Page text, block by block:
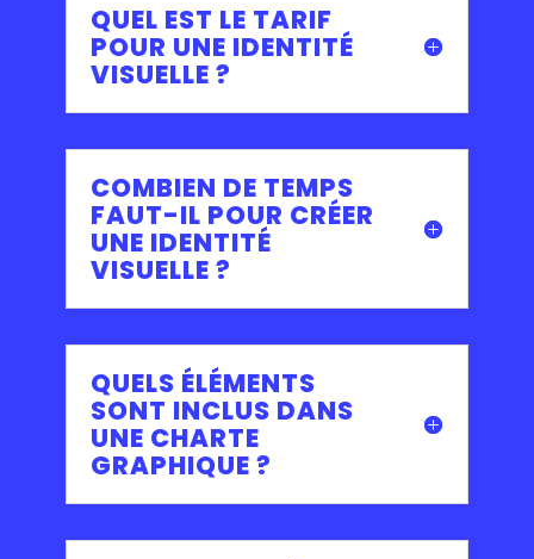
QUEL EST LE TARIF
POUR UNE IDENTITÉ
VISUELLE ?
COMBIEN DE TEMPS
FAUT-IL POUR CRÉER
UNE IDENTITÉ
VISUELLE ?
QUELS ÉLÉMENTS
SONT INCLUS DANS
UNE CHARTE
GRAPHIQUE ?